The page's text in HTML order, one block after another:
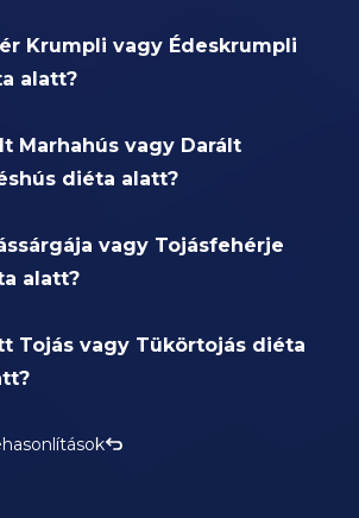
Krumpli vagy Édeskrumpli
alatt?
Marhahús vagy Darált
diéta alatt?
vagy Tojásfehérje
alatt?
Tojás vagy Tükörtojás diéta